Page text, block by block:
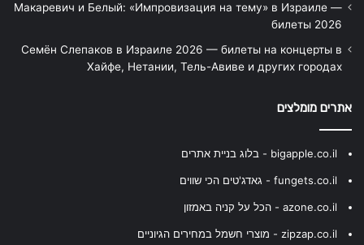
Макаревич и Белый: «Импровизация на тему» в Израиле —
билеты 2026
Семён Слепаков в Израиле 2026 — билеты на концерты в
Хайфе, Нетании, Тель-Авиве и других городах
אתרים מומלצים
bigapple.co.il - בלוג בניית אתרים
fungets.co.il - גאדג'טים הכי שווים
azone.co.il - הכל על קניה באמזון
zipzap.co.il - מוצרי חשמל במחירים הגיוניים